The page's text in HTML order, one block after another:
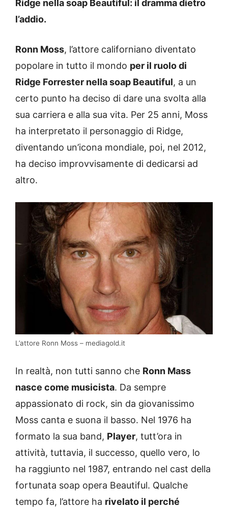
Ridge nella soap Beautiful: il dramma dietro
l’addio.
Ronn Moss, l’attore californiano diventato
popolare in tutto il mondo per il ruolo di
Ridge Forrester nella soap Beautiful, a un
certo punto ha deciso di dare una svolta alla
sua carriera e alla sua vita. Per 25 anni, Moss
ha interpretato il personaggio di Ridge,
diventando un’icona mondiale, poi, nel 2012,
ha deciso improvvisamente di dedicarsi ad
altro.
L’attore Ronn Moss – mediagold.it
In realtà, non tutti sanno che Ronn Mass
nasce come musicista. Da sempre
appassionato di rock, sin da giovanissimo
Moss canta e suona il basso. Nel 1976 ha
formato la sua band, Player, tutt’ora in
attività, tuttavia, il successo, quello vero, lo
ha raggiunto nel 1987, entrando nel cast della
fortunata soap opera Beautiful. Qualche
tempo fa, l’attore ha rivelato il perché